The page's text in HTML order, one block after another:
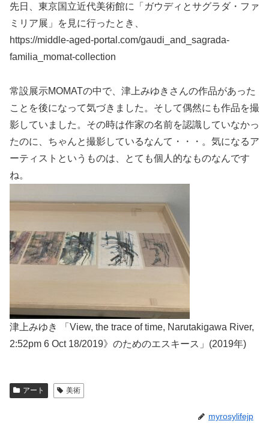
先日、東京国立近代美術館に「ガウディとサグラダ・ファ
ミリア展」を見に行ったとき、
https://middle-aged-portal.com/gaudi_and_sagrada-
familia_momat-collection
常設展示MOMATの中で、津上みゆきさんの作品があった
ことを後になって気づきました。そして偶然にも作品を撮
影していました。その時は作家の名前を認識していなかっ
たのに、ちゃんと撮影しているなんて・・・。気になるア
ーティストというものは、とても個人的なものなんです
ね。
津上みゆき 「View, the trace of time, Narutakigawa River,
2:52pm 6 Oct 18/2019》のためのエスキース」(2019年)
アート 美術
myrosylifejp